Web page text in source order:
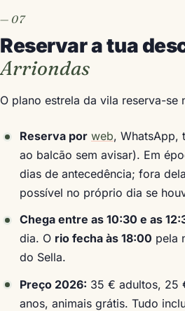
Reservar a tua
Arriondas
O plano estrela da vila reserva-se
Reserva por web, WhatsApp,
ao balcão sem avisar). Em
dias de antecedência; fora
possível no próprio dia se
Chega entre as 10:30 e as
dia. O rio fecha às 18:00 pela
do Sella.
Preço 2026: 35 € adultos, 25
anos, animais grátis. Tudo